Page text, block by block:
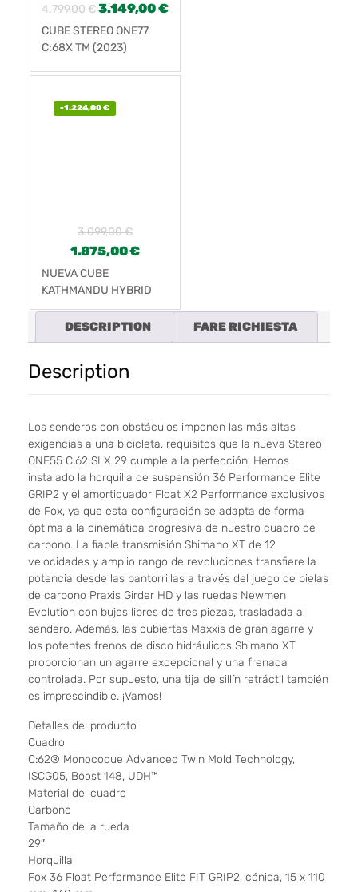
4.799,00€ 3.149,00€
CUBE STEREO ONE77
C:68X TM (2023)
-1.224,00€
3.099,00€
1.875,00€
NUEVA CUBE
KATHMANDU HYBRID
ONE 625 TRAP.
TEAL’N’LIME
DESCRIPTION FARE RICHIESTA
Description
Los senderos con obstáculos imponen las más altas
exigencias a una bicicleta, requisitos que la nueva Stereo
ONE55 C:62 SLX 29 cumple a la perfección. Hemos
instalado la horquilla de suspensión 36 Performance Elite
GRIP2 y el amortiguador Float X2 Performance exclusivos
de Fox, ya que esta configuración se adapta de forma
óptima a la cinemática progresiva de nuestro cuadro de
carbono. La fiable transmisión Shimano XT de 12
velocidades y amplio rango de revoluciones transfiere la
potencia desde las pantorrillas a través del juego de bielas
de carbono Praxis Girder HD y las ruedas Newmen
Evolution con bujes libres de tres piezas, trasladada al
sendero. Además, las cubiertas Maxxis de gran agarre y
los potentes frenos de disco hidráulicos Shimano XT
proporcionan un agarre excepcional y una frenada
controlada. Por supuesto, una tija de sillín retráctil también
es imprescindible. ¡Vamos!
Detalles del producto
Cuadro
C:62® Monocoque Advanced Twin Mold Technology,
ISCG05, Boost 148, UDH™
Material del cuadro
Carbono
Tamaño de la rueda
29″
Horquilla
Fox 36 Float Performance Elite FIT GRIP2, cónica, 15 x 110